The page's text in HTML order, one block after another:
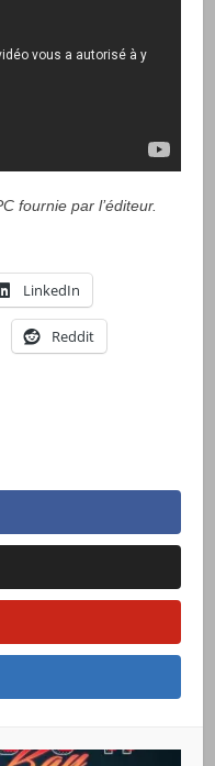
fournie par l’éditeur.
LinkedIn
Reddit